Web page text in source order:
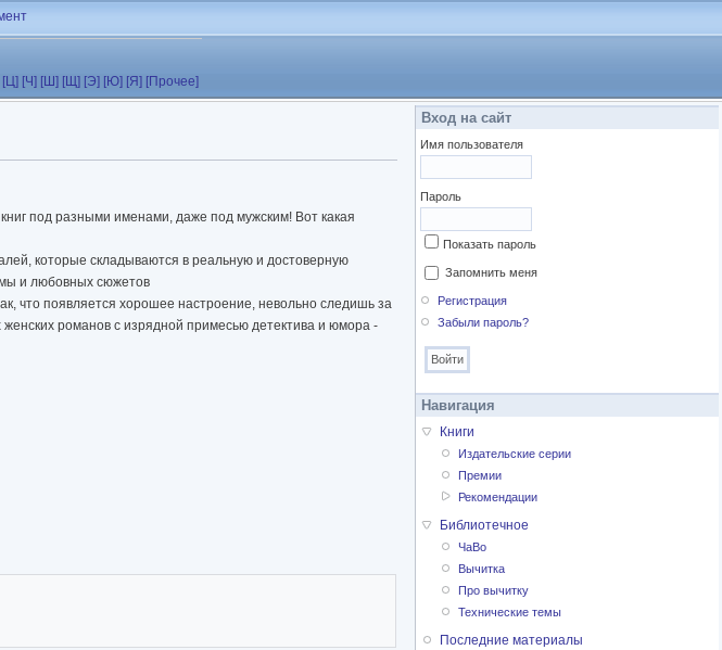
[Ц] [Ч] [Ш] [Щ] [Э] [Ю] [Я] [Прочее]
под разными именами, даже под мужским! Вот какая
которые складываются в реальную и достоверную
и любовных сюжетов
что появляется хорошее настроение, невольно следишь за
романов с изрядной примесью детектива и юмора -
Вход на сайт
Имя пользователя
Пароль
Показать пароль
Запомнить меня
Регистрация
Забыли пароль?
Навигация
Книги
Издательские серии
Премии
Рекомендации
Библиотечное
ЧаВо
Вычитка
Про вычитку
Технические темы
Последние материалы